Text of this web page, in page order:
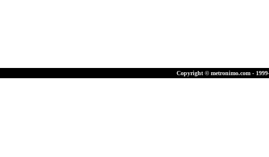
Copyright © metronimo.com -